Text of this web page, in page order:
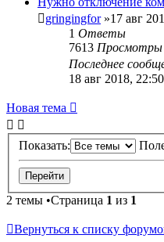
gringingfor»17 авг
1 Ответы
7613 Просмотры
Последнее
18 авг 2018, 22:50
Новая тема
Показать:
2 темы •Страница 1 из 1
Вернуться к списку